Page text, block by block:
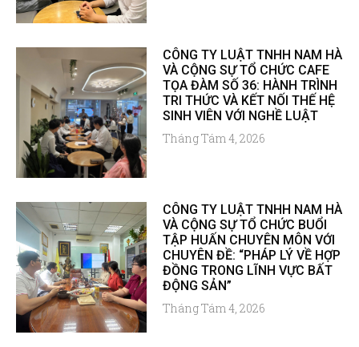
CÔNG TY LUẬT TNHH NAM HÀ
VÀ CỘNG SỰ TỔ CHỨC CAFE
TỌA ĐÀM SỐ 36: HÀNH TRÌNH
TRI THỨC VÀ KẾT NỐI THẾ HỆ
SINH VIÊN VỚI NGHỀ LUẬT
Tháng Tám 4, 2026
CÔNG TY LUẬT TNHH NAM HÀ
VÀ CỘNG SỰ TỔ CHỨC BUỔI
TẬP HUẤN CHUYÊN MÔN VỚI
CHUYÊN ĐỀ: “PHÁP LÝ VỀ HỢP
ĐỒNG TRONG LĨNH VỰC BẤT
ĐỘNG SẢN”
Tháng Tám 4, 2026